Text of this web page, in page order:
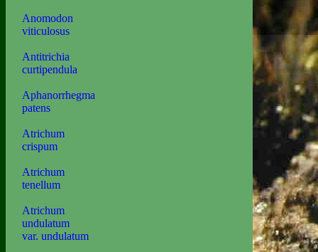
Anomodon
viticulosus
Antitrichia
curtipendula
Aphanorrhegma
patens
Atrichum
crispum
Atrichum
tenellum
Atrichum
undulatum
var. undulatum